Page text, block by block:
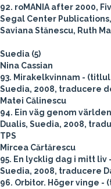
92. roMANIA after 2000,
Segal Center
Saviana Stănescu, Ruth
Suedia (5)
Nina Cassian
93. Mirakelkvinnam -
Suedia, 2008, traducere
Matei Călinescu
94. Ein väg genom
Dualis, Suedia, 2008,
TPS
Mircea Cărtărescu
95. En lycklig dag i mitt
Suedia, 2008, traducere
96. Orbitor. Höger vinge -